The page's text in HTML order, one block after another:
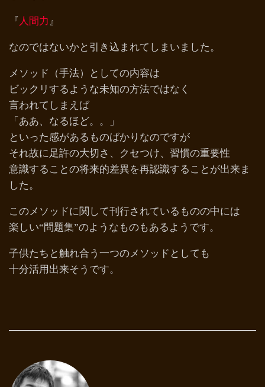
『 人間力 』
なのではないかと引き込まれてしまいました。
メソッド（手法）としての内容は
ビックリするような未知の方法ではなく
言われてしまえば
「ああ、なるほど。。」
といった感があるものばかりなのですが
それ故に足許の大切さ、クセつけ、習慣の重要性
意識することの将来的差異を再認識することが出来ま
した。
このメソッドに関して刊行されているものの中には
楽しい“問題集”のようなものもあるようです。
子供たちと触れ合う一つのメソッドとしても
十分活用出来そうです。